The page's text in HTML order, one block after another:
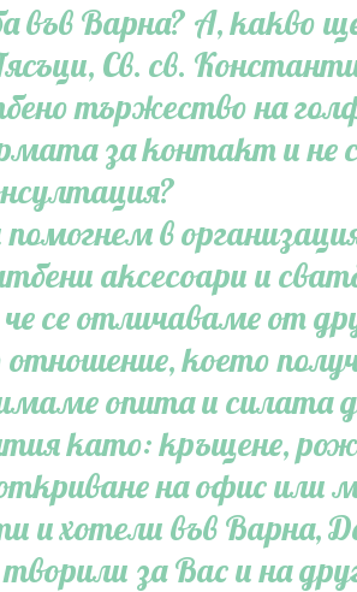
във Варна? А, какво
Св. св.
тържество на
за контакт и не
в
аксесоари и
се отличаваме от
което
опита и силата
като: кръщене,
на офис или
и хотели във Варна,
за Вас и на